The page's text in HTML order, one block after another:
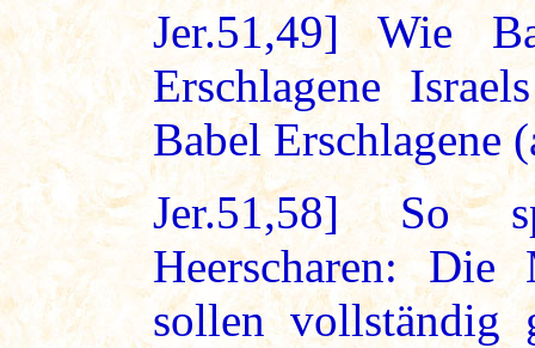
Jer.51,49] Wie
Erschlagene
Babel Erschlagene
Jer.51,58] So
Heerscharen: Die
sollen vollständig